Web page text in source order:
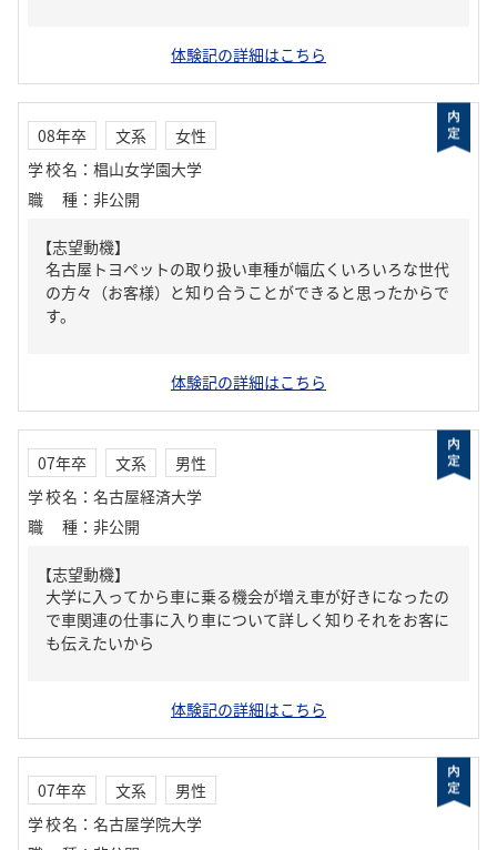
体験記の詳細はこちら
08年卒 文系
女性
学校名 ： 椙山女学園大学
職種 ： 非公開
【志望動機】
名古屋トヨペットの取り扱い車種が幅広くいろいろな世代
の方々（お客様）と知り合うことができると思ったからで
す。
体験記の詳細はこちら
07年卒 文系
男性
学校名 ： 名古屋経済大学
職種 ： 非公開
【志望動機】
大学に入ってから車に乗る機会が増え車が好きになったの
で車関連の仕事に入り車について詳しく知りそれをお客に
も伝えたいから
体験記の詳細はこちら
07年卒 文系
男性
学校名 ： 名古屋学院大学